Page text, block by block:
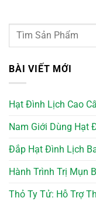
BÀI VIẾT MỚI
Hạt Đình Lịch Cao
Nam Giới Dùng Hạt
Đắp Hạt Đình Lịch
Hành Trình Trị Mụn
Thỏ Ty Tử: Hỗ Trợ